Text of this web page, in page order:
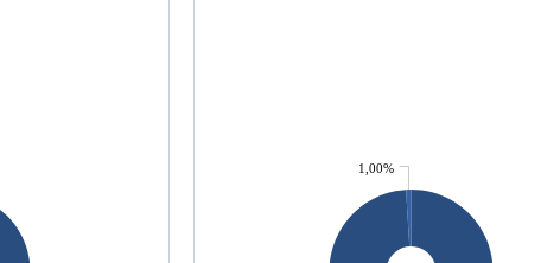
1,00%